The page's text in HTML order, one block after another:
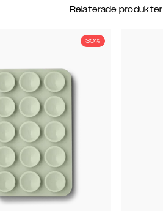
Relaterade produkter
30%